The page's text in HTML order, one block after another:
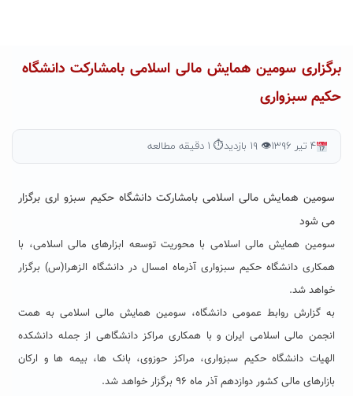
برگزاری سومین همایش مالی اسلامی بامشارکت دانشگاه
حکیم سبزواری
۴ تیر ۱۳۹۶ 👁 ۱۹ بازدید ⏱ ۱ دقیقه مطالعه
سومین همایش مالی اسلامی بامشارکت دانشگاه حکیم سبزو اری برگزار
می شود
سومین همایش مالی اسلامی با محوریت توسعه ابزارهای مالی اسلامی، با
همکاری دانشگاه حکیم سبزواری آذرماه امسال در دانشگاه الزهرا(س) برگزار
خواهد شد.
به گزارش روابط عمومی دانشگاه، سومین همایش مالی اسلامی به همت
انجمن مالی اسلامی ایران و با همکاری مراکز دانشگاهی از جمله دانشکده
الهیات دانشگاه حکیم سبزواری، مراکز حوزوی، بانک ها، بیمه ها و ارکان
بازارهای مالی کشور دوازدهم آذر ماه ۹۶ برگزار خواهد شد.